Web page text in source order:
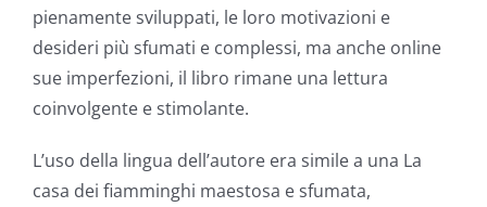
pienamente sviluppati, le loro motivazioni e
desideri più sfumati e complessi, ma anche online
sue imperfezioni, il libro rimane una lettura
coinvolgente e stimolante.
L’uso della lingua dell’autore era simile a una La
casa dei fiamminghi maestosa e sfumata,
Role
of
Unlimluck
in
Revolutionizing